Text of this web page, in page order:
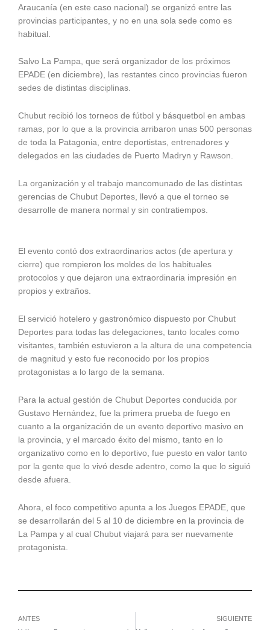
Araucanía (en este caso nacional) se organizó entre las
provincias participantes, y no en una sola sede como es
habitual.
Salvo La Pampa, que será organizador de los próximos
EPADE (en diciembre), las restantes cinco provincias fueron
sedes de distintas disciplinas.
Chubut recibió los torneos de fútbol y básquetbol en ambas
ramas, por lo que a la provincia arribaron unas 500 personas
de toda la Patagonia, entre deportistas, entrenadores y
delegados en las ciudades de Puerto Madryn y Rawson.
La organización y el trabajo mancomunado de las distintas
gerencias de Chubut Deportes, llevó a que el torneo se
desarrolle de manera normal y sin contratiempos.
El evento contó dos extraordinarios actos (de apertura y
cierre) que rompieron los moldes de los habituales
protocolos y que dejaron una extraordinaria impresión en
propios y extraños.
El servició hotelero y gastronómico dispuesto por Chubut
Deportes para todas las delegaciones, tanto locales como
visitantes, también estuvieron a la altura de una competencia
de magnitud y esto fue reconocido por los propios
protagonistas a lo largo de la semana.
Para la actual gestión de Chubut Deportes conducida por
Gustavo Hernández, fue la primera prueba de fuego en
cuanto a la organización de un evento deportivo masivo en
la provincia, y el marcado éxito del mismo, tanto en lo
organizativo como en lo deportivo, fue puesto en valor tanto
por la gente que lo vivó desde adentro, como la que lo siguió
desde afuera.
Ahora, el foco competitivo apunta a los Juegos EPADE, que
se desarrollarán del 5 al 10 de diciembre en la provincia de
La Pampa y al cual Chubut viajará para ser nuevamente
protagonista.
Ant
ANTES SIGUIENTE